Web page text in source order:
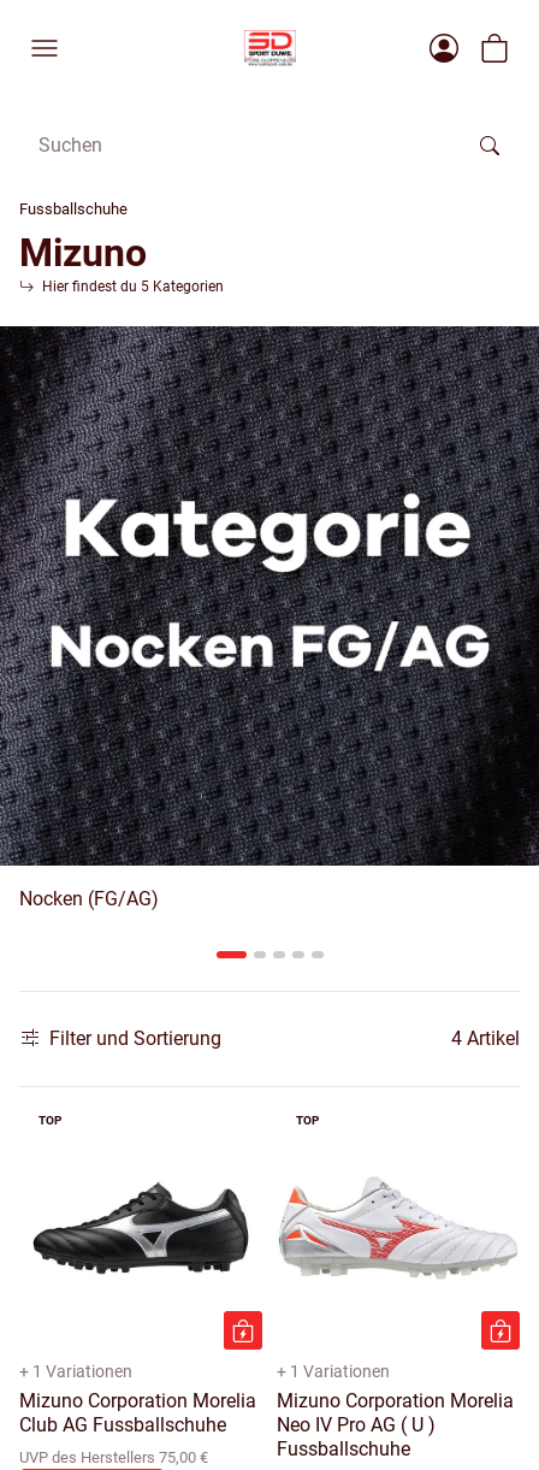
Fussballschuhe
Mizuno
Hier findest du 5 Kategorien
Nocken (FG/AG)
Filter und Sortierung 4 Artikel
TOP
+ 1 Variationen
Mizuno Corporation Morelia
Club AG Fussballschuhe
UVP des Herstellers 75,00 €
TOP
+ 1 Variationen
Mizuno Corporation Morelia
Neo IV Pro AG ( U )
Fussballschuhe